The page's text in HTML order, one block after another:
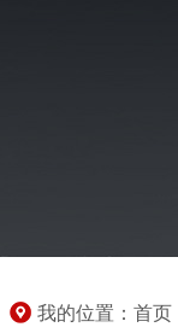
我的位置： 首页